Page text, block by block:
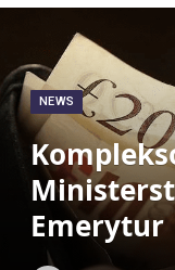
NEWS
Emerytur